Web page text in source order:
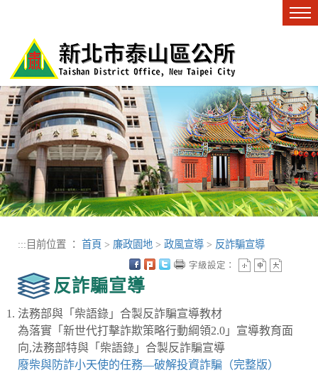
::: 目前位置 ： 首頁 > 廉政園地 > 政風宣導 > 反詐騙宣導
反詐騙宣導
字級設定：
法務部與「柴語錄」合製反詐騙宣導教材
為落實「新世代打擊詐欺策略行動綱領2.0」宣導教育面
向,法務部特與「柴語錄」合製反詐騙宣導
廢柴與防詐小天使的任務—破解投資詐騙（完整版）